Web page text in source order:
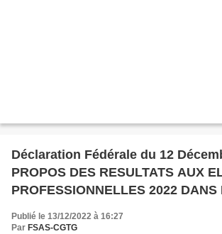
Déclaration Fédérale du 12
PROPOS DES RESULTATS AUX
PROFESSIONNELLES 2022 DANS
FONCTION PUBLIQUE
Publié le 13/12/2022 à 16:27
Par FSAS-CGTG